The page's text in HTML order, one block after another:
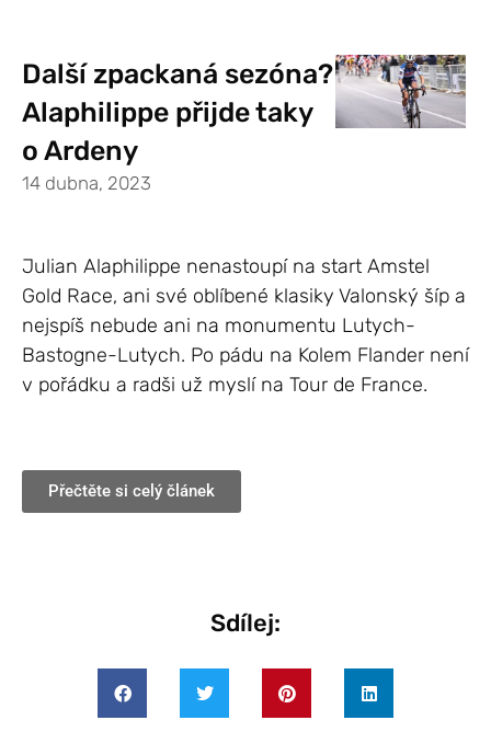
Další zpackaná sezóna?
Alaphilippe přijde taky
o Ardeny
14 dubna, 2023
Julian Alaphilippe nenastoupí na start Amstel
Gold Race, ani své oblíbené klasiky Valonský šíp a
nejspíš nebude ani na monumentu Lutych-
Bastogne-Lutych. Po pádu na Kolem Flander není
v pořádku a radši už myslí na Tour de France.
Přečtěte si celý článek
Sdílej: